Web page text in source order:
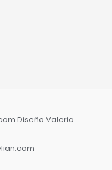
Diseño Valeria